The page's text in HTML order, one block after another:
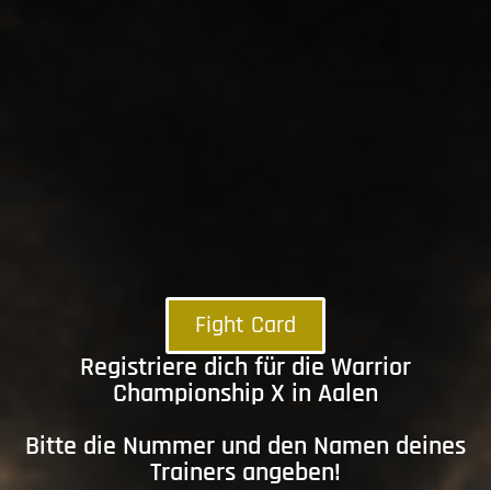
Fight Card
Registriere dich für die Warrior
Championship X in Aalen
Bitte die Nummer und den Namen deines
Trainers angeben!